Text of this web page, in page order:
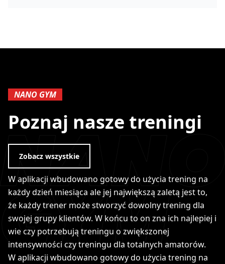
NANO GYM
Poznaj nasze treningi
Zobacz wszystkie
W aplikacji wbudowano gotowy do użycia trening na
każdy dzień miesiąca ale jej największą zaletą jest to,
że każdy trener może stworzyć dowolny trening dla
swojej grupy klientów. W końcu to on zna ich najlepiej i
wie czy potrzebują treningu o zwiększonej
intensywności czy treningu dla totalnych amatorów.
W aplikacji wbudowano gotowy do użycia trening na